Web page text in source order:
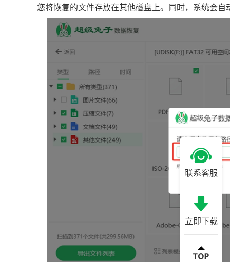
您将恢复的文件存放在其他磁盘上。同时，系统会
联系客服
立即下载